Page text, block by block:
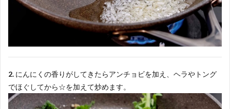
2. にんにくの香りがしてきたらアンチョビを加え、ヘラやトング
でほぐしてから☆を加えて炒めます。